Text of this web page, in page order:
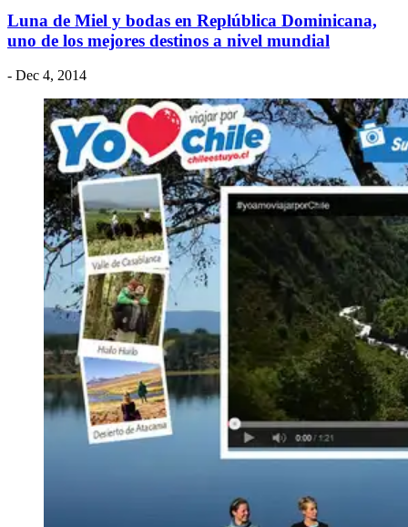
Luna de Miel y bodas en Replública Dominicana,
uno de los mejores destinos a nivel mundial
- Dec 4, 2014